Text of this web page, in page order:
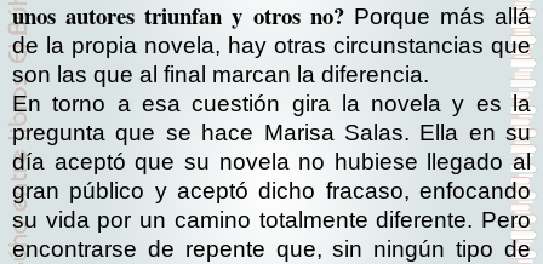
unos autores triunfan y otros no?Porque más allá
de la propia novela, hay otras circunstancias que
son las que al final marcan la diferencia.
En torno a esa cuestión gira la novela y es la
pregunta que se hace Marisa Salas. Ella en su
día aceptó que su novela no hubiese llegado al
gran público y aceptó dicho fracaso, enfocando
su vida por un camino totalmente diferente. Pero
encontrarse de repente que, sin ningún tipo de